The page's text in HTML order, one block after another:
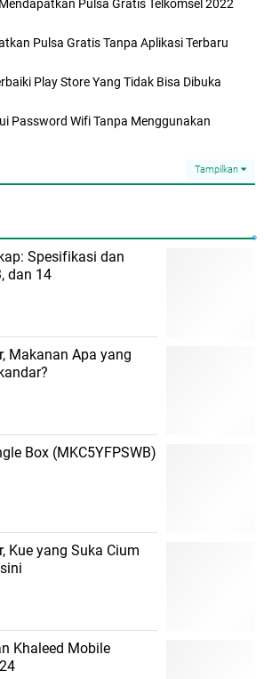
Pulsa Gratis Telkomsel 2022
Pulsa Gratis Tanpa Aplikasi Terbaru
Play Store Yang Tidak Bisa Dibuka
Password Wifi Tanpa Menggunakan
Tampilkan
Spesifikasi dan
dan 14
Makanan Apa yang
Box (MKC5YFPSWB)
Kue yang Suka Cium
Khaleed Mobile